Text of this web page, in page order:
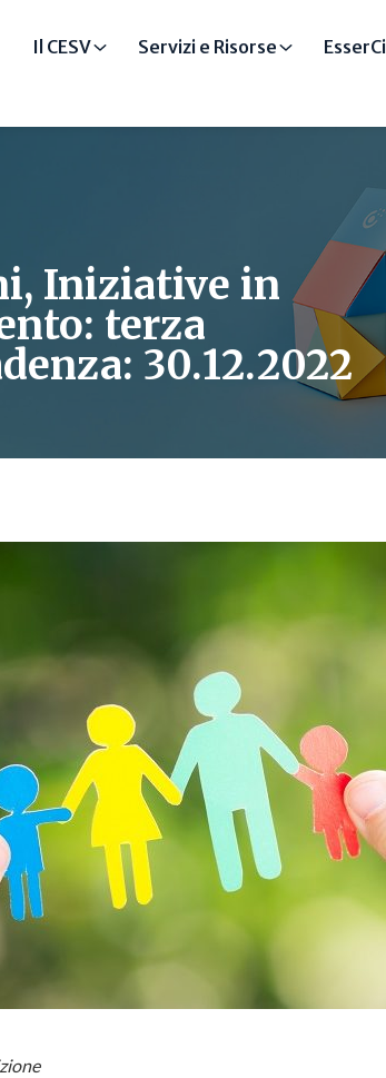
Il CESV Servizi e Risorse EsserCi
Iniziative in
terza
30.12.2022